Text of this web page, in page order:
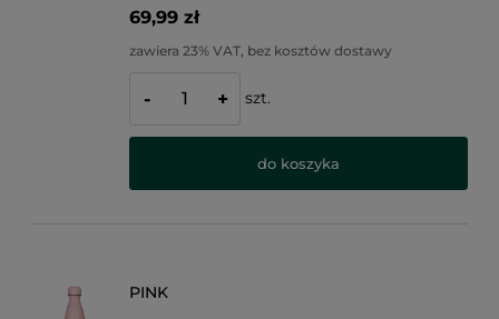
69,99 zł
zawiera 23% VAT, bez kosztów dostawy
- + szt.
do koszyka
PINK